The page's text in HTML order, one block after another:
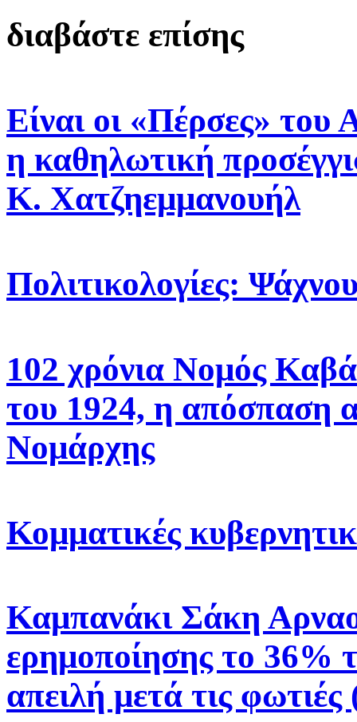
διαβάστε επίσης
Είναι οι «Πέρσες» του
η καθηλωτική
Κ. Χατζηεμμανουήλ
Πολιτικολογίες:
102 χρόνια Νομός
του 1924, η απόσπαση
Νομάρχης
Κομματικές
Καμπανάκι Σάκη
ερημοποίησης το 36%
απειλή μετά τις